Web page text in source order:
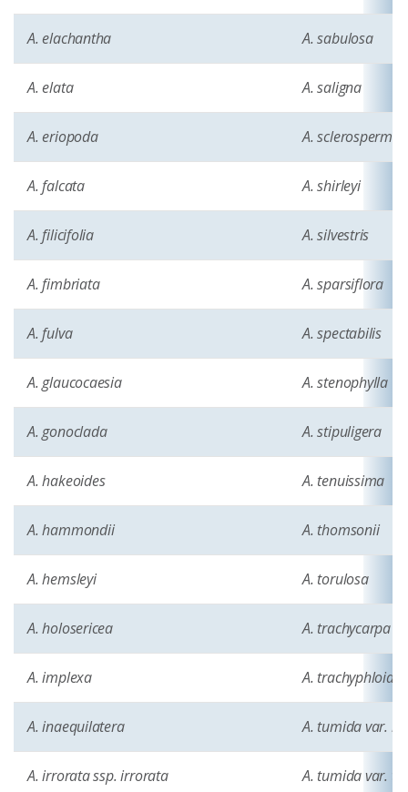
A. elachantha A. sabulosa
A. elata A. saligna
A. eriopoda A. sclerosperma
A. falcata A. shirleyi
A. filicifolia A. silvestris
A. fimbriata A. sparsiflora
A. fulva A. spectabilis
A. glaucocaesia A. stenophylla
A. gonoclada A. stipuligera
A. hakeoides A. tenuissima
A. hammondii A. thomsonii
A. hemsleyi A. torulosa
A. holosericea A. trachycarpa
A. implexa A. trachyphloia
A. inaequilatera A. tumida var.
A. irrorata ssp. irrorata A. tumida var.